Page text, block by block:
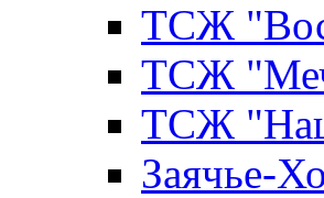
ТСЖ
ТСЖ
ТСЖ
Заячье-